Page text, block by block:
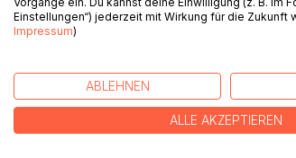
WEITERE
Einstellungen“) jederzeit mit Wirkung für die Zukunft
Impressum)
ABLEHNEN
ALLE AKZEPTIEREN